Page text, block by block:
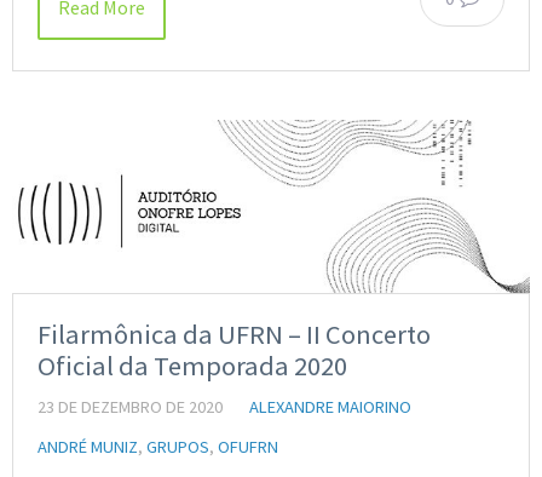
Read More
Filarmônica da UFRN – II Concerto
Oficial da Temporada 2020
23 DE DEZEMBRO DE 2020
ALEXANDRE MAIORINO
ANDRÉ MUNIZ, GRUPOS, OFUFRN